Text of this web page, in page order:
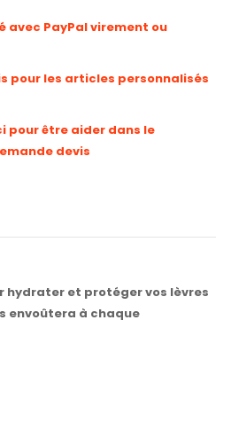
avec PayPal virement ou
pour les articles personnalisés
pour être aider dans le
devis
hydrater et protéger vos lèvres
envoûtera à chaque